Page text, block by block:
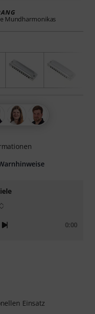
0:00
Einsatz
Mundharmonikas